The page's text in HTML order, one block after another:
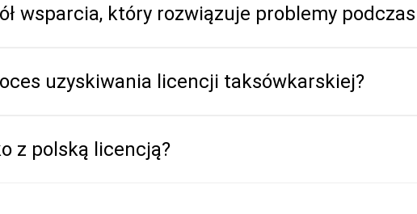
wsparcia, który rozwiązuje problemy
uzyskiwania licencji taksówkarskiej?
z polską licencją?